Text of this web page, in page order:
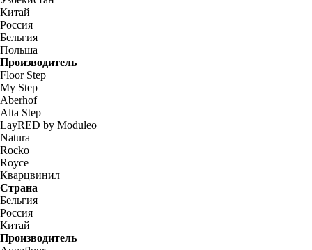
Китай
Россия
Бельгия
Польша
Производитель
Floor Step
My Step
Aberhof
Alta Step
LayRED by Moduleo
Natura
Rocko
Royce
Кварцвинил
Страна
Бельгия
Россия
Китай
Производитель